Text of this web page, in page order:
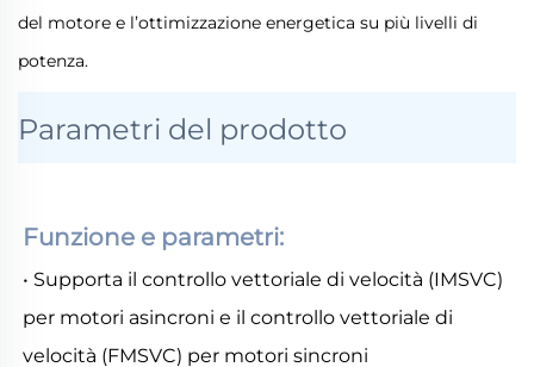
del motore e l’ottimizzazione energetica su più livelli di
potenza.
Parametri del prodotto
Funzione e parametri:
• Supporta il controllo vettoriale di velocità (IMSVC)
per motori asincroni e il controllo vettoriale di
velocità (FMSVC) per motori sincroni